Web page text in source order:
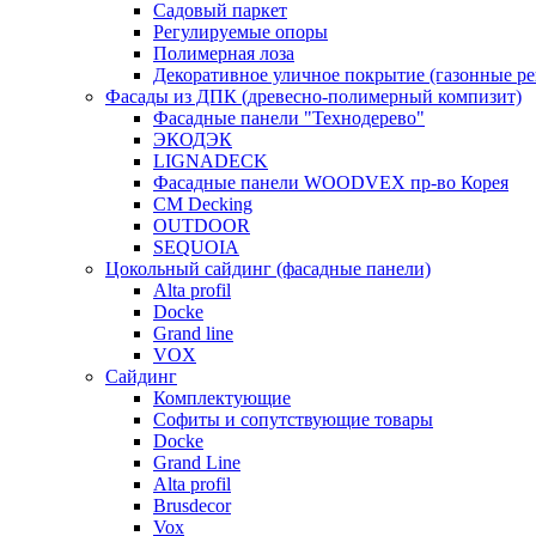
Садовый паркет
Регулируемые опоры
Полимерная лоза
Декоративное уличное покрытие (газонные
Фасады из ДПК (древесно-полимерный компизит)
Фасадные панели "Технодерево"
ЭКОДЭК
LIGNADECK
Фасадные панели WOODVEX пр-во Корея
CM Decking
OUTDOOR
SEQUOIA
Цокольный сайдинг (фасадные панели)
Alta profil
Docke
Grand line
VOX
Сайдинг
Комплектующие
Софиты и сопутствующие товары
Docke
Grand Line
Alta profil
Brusdecor
Vox